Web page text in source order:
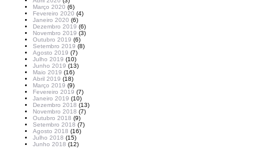
Março 2020 (6)
Fevereiro 2020 (4)
Janeiro 2020 (6)
Dezembro 2019 (6)
Novembro 2019 (3)
Outubro 2019 (6)
Setembro 2019 (8)
Agosto 2019 (7)
Julho 2019 (10)
Junho 2019 (13)
Maio 2019 (16)
Abril 2019 (18)
Março 2019 (9)
Fevereiro 2019 (7)
Janeiro 2019 (10)
Dezembro 2018 (13)
Novembro 2018 (7)
Outubro 2018 (9)
Setembro 2018 (7)
Agosto 2018 (16)
Julho 2018 (15)
Junho 2018 (12)